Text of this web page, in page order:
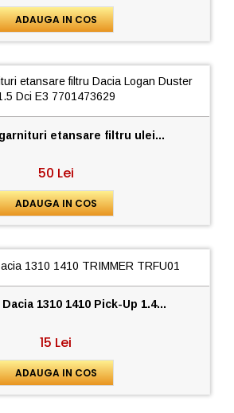
ADAUGA IN COS
etansare filtru ulei...
50 Lei
ADAUGA IN COS
1310 1410 Pick-Up 1.4...
15 Lei
ADAUGA IN COS